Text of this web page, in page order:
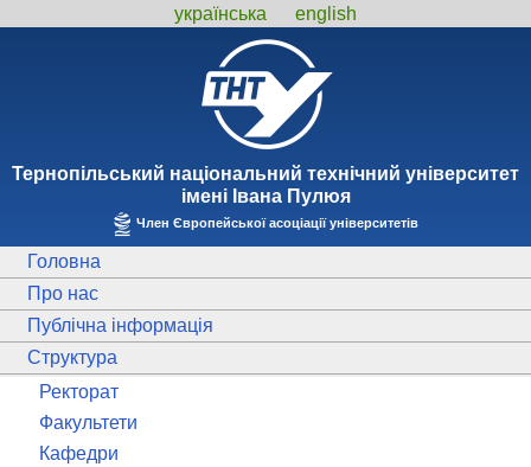
українська english
Тернопiльський національний технiчний унiверситет
iменi Iвана Пулюя
Член Європейської асоціації університетів
Головна
Про нас
Публічна інформація
Структура
Ректорат
Факультети
Кафедри